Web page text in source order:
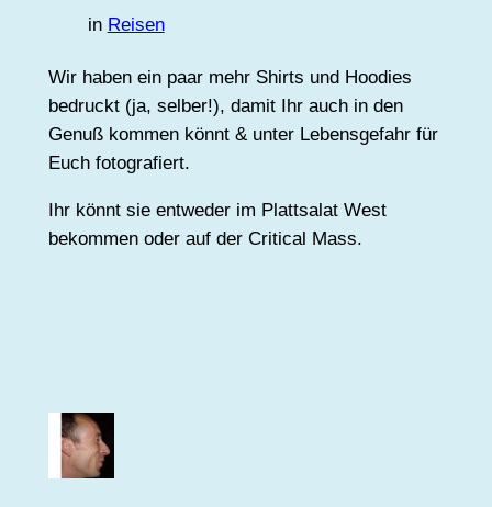
in Reisen
Wir haben ein paar mehr Shirts und Hoodies
bedruckt (ja, selber!), damit Ihr auch in den
Genuß kommen könnt & unter Lebensgefahr für
Euch fotografiert.
Ihr könnt sie entweder im Plattsalat West
bekommen oder auf der Critical Mass.